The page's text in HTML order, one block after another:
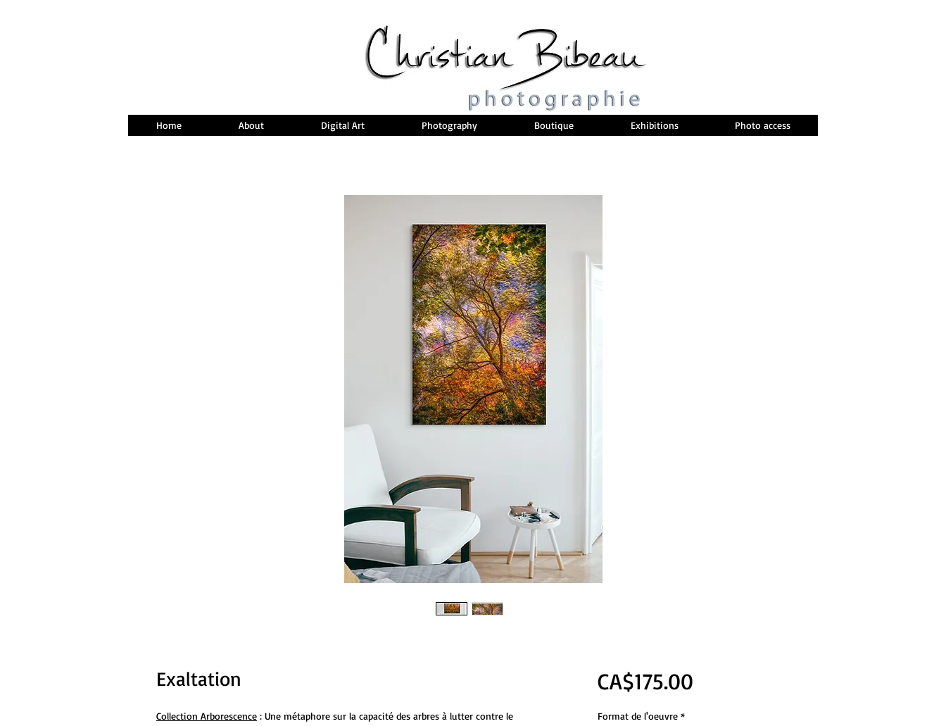
Home About Digital Art Photography Boutique Exhibitions Photo access
Exaltation
Collection Arborescence : Une métaphore sur la capacité des arbres à lutter contre le
CA$175.00Price
Format de l'oeuvre *